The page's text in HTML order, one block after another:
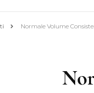
Normale Volume